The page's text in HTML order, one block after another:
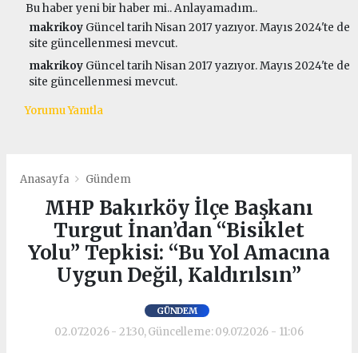
Bu haber yeni bir haber mi.. Anlayamadım..
makrikoy Güncel tarih Nisan 2017 yazıyor. Mayıs 2024'te de
site güncellenmesi mevcut.
makrikoy Güncel tarih Nisan 2017 yazıyor. Mayıs 2024'te de
site güncellenmesi mevcut.
Yorumu Yanıtla
Anasayfa Gündem
MHP Bakırköy İlçe Başkanı
Turgut İnan’dan “Bisiklet
Yolu” Tepkisi: “Bu Yol Amacına
Uygun Değil, Kaldırılsın”
GÜNDEM
02.07.2026 - 21:30, Güncelleme: 09.07.2026 - 11:06